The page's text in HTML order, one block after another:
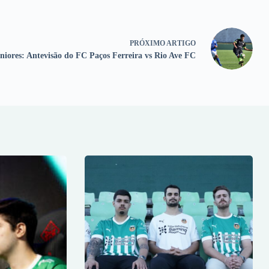
PRÓXIMO ARTIGO
Antevisão do FC Paços Ferreira vs Rio Ave FC